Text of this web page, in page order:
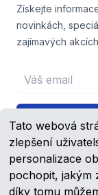
Tato webová
zlepšení
personalizace
pochopit, jakým
díky tomu
Získejte
novinkách,
zajímavých
Email address
FacebookYouTube